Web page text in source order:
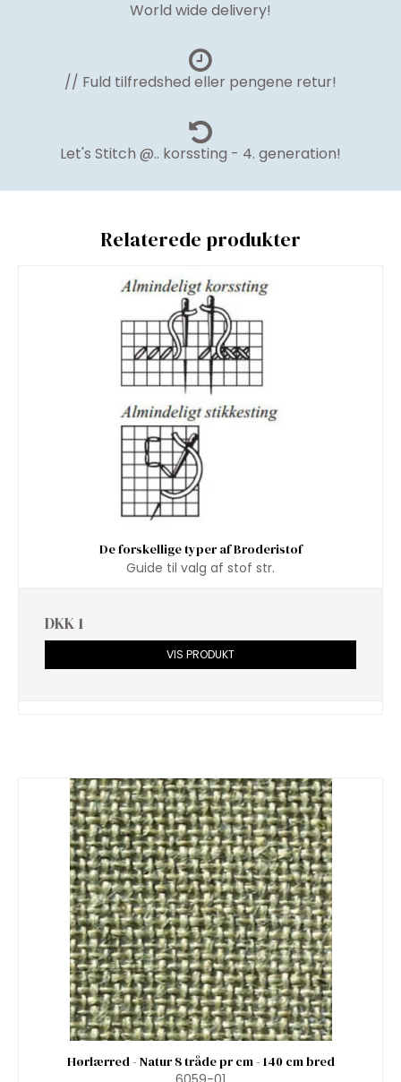
World wide delivery!
// Fuld tilfredshed eller pengene retur!
Let's Stitch @.. korssting - 4. generation!
Relaterede produkter
De forskellige typer af Broderistof
Guide til valg af stof str.
DKK 1
VIS PRODUKT
Hørlærred - Natur 8 tråde pr cm - 140 cm bred